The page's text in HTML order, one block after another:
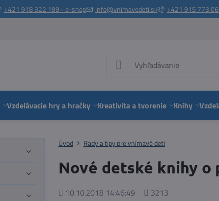
+421 918 322 199 - e-shop info@vnimavedeti.sk +421 915 773
Vzdelávacie hry a hračky Kreativita a tvorenie Knihy
Úvod Rady a tipy pre vnímavé deti
Nové detské knihy
Pridané
10.10.2018 14:46:49
Počet
3213